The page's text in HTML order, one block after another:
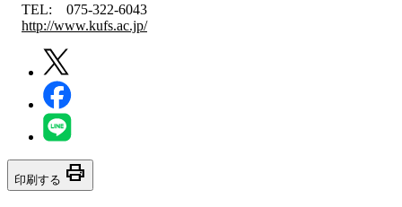
TEL: 075-322-6043
http://www.kufs.ac.jp/
印刷する print